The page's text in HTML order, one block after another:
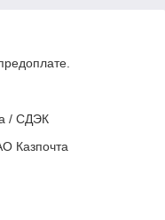
/ СДЭК
Казпочта